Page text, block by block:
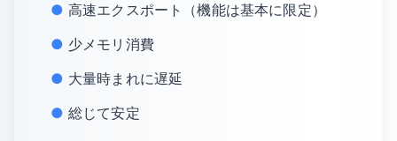
高速エクスポート（機能は基本に限定）
少メモリ消費
大量時まれに遅延
総じて安定